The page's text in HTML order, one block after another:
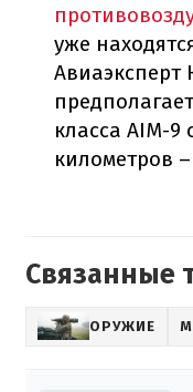
уже
Авиаэксперт
класса AIM-9
километров
Связанные
ОРУЖИЕ